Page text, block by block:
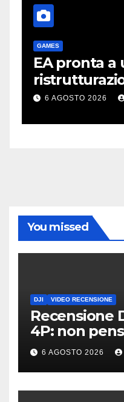
GAMES
EA pronta a
6 AGOSTO 2026
You missed
DJI VIDEO RECENSIONE
Recensione
4P: non
piacermi così
6 AGOSTO 2026